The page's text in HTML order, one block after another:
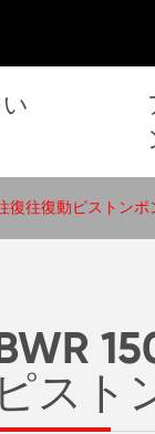
ピスト
復往復動ピストンポ